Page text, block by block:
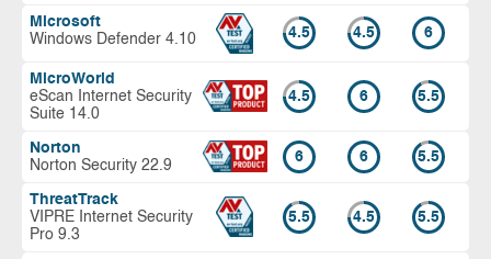
Microsoft
Windows Defender 4.10
4.5 4.5 6
MicroWorld
eScan Internet Security
Suite 14.0
4.5 6 5.5
Norton
Norton Security 22.9
6 6 5.5
ThreatTrack
VIPRE Internet Security
Pro 9.3
5.5 4.5 5.5